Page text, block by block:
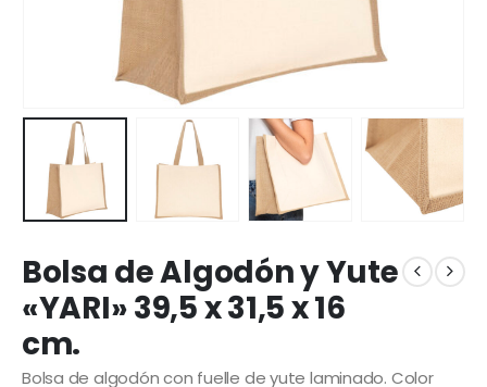
Bolsa de Algodón y Yute
«YARI» 39,5 x 31,5 x 16
cm.
Bolsa de algodón con fuelle de yute laminado. Color